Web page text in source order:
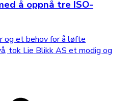
å oppnå tre ISO-
og et behov for å løfte
tok Lie Blikk AS et modig og